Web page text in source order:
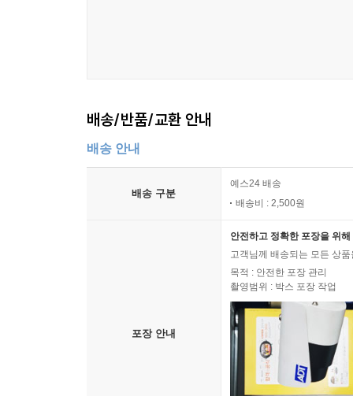
배송/반품/교환 안내
배송 안내
배송 구분
예스24 배송
배송비 : 2,500원
포장 안내
안전하고 정확한 포장을 위
고객님께 배송되는 모든 상
목적 : 안전한 포장 관리
촬영범위 : 박스 포장 작업